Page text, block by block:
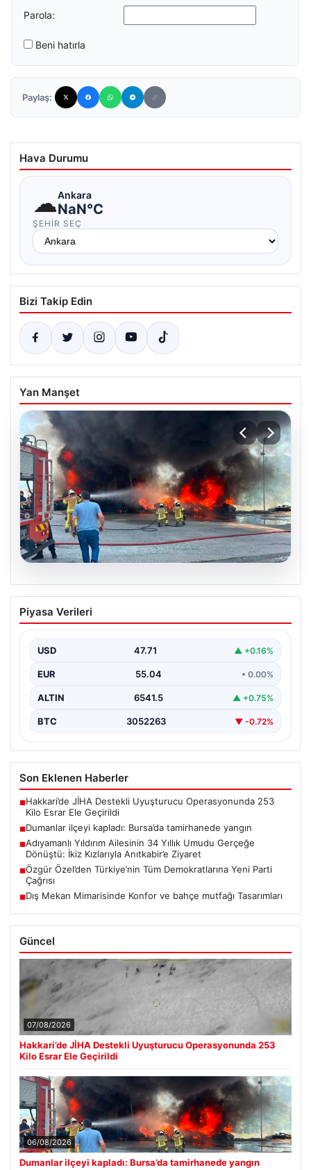
Parola:
Beni hatırla
Paylaş:
Hava Durumu
☁Ankara
NaN°C
ŞEHIR SEÇ
Bizi Takip Edin
Yan Manşet
06.08.2026
Dumanlar ilçeyi kapladı: Bursa’da
tamirhanede yangın
Piyasa Verileri
USD 47.71 ▲ +0.16%
EUR 55.04 • 0.00%
ALTIN 6541.5 ▲ +0.75%
BTC 3052263 ▼ -0.72%
Son Eklenen Haberler
■Hakkari’de JİHA Destekli Uyuşturucu Operasyonunda 253
Kilo Esrar Ele Geçirildi
■Dumanlar ilçeyi kapladı: Bursa’da tamirhanede yangın
■Adıyamanlı Yıldırım Ailesinin 34 Yıllık Umudu Gerçeğe
Dönüştü: İkiz Kızlarıyla Anıtkabir’e Ziyaret
■Özgür Özel’den Türkiye’nin Tüm Demokratlarına Yeni Parti
Çağrısı
■Dış Mekan Mimarisinde Konfor ve bahçe mutfağı Tasarımları
Güncel
07/08/2026
Hakkari’de JİHA Destekli Uyuşturucu Operasyonunda 253
Kilo Esrar Ele Geçirildi
06/08/2026
Dumanlar ilçeyi kapladı: Bursa’da tamirhanede yangın